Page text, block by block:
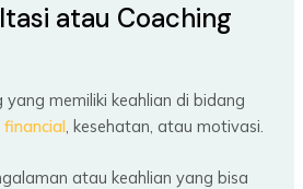
atau Coaching
yang memiliki keahlian di bidang
financial , kesehatan, atau motivasi.
atau keahlian yang bisa